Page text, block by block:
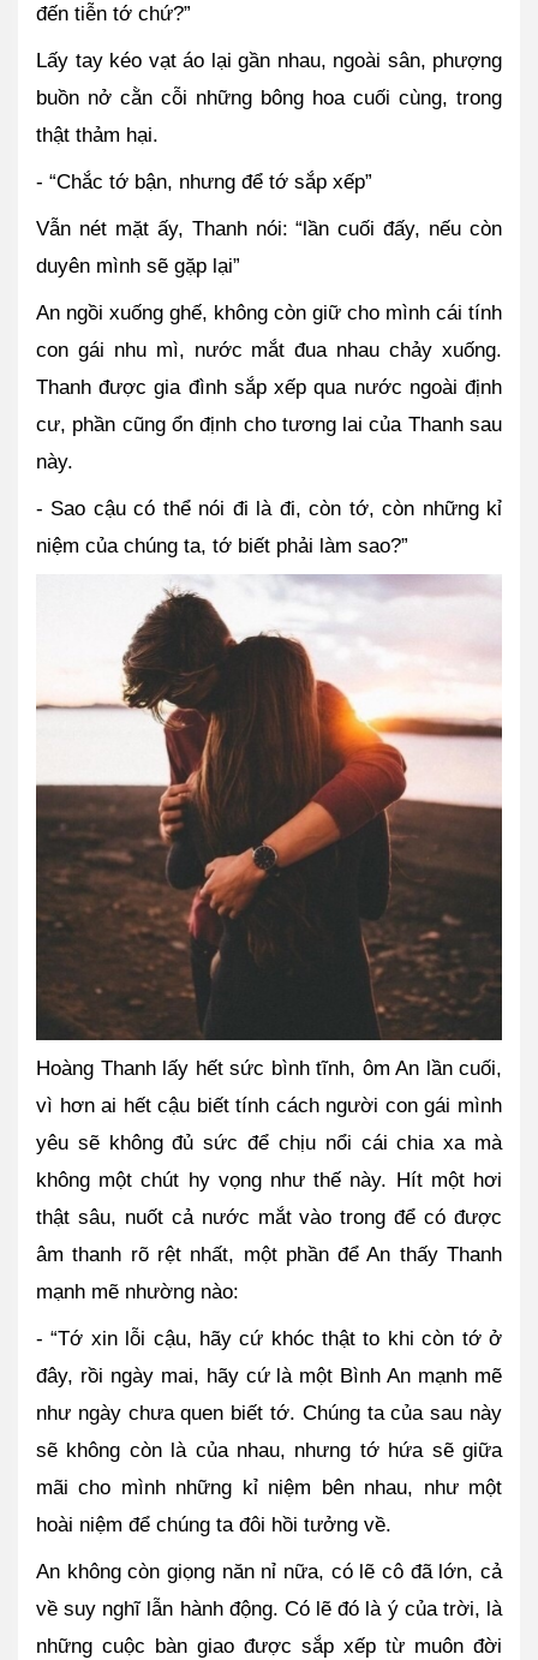
đến tiễn tớ chứ?”
Lấy tay kéo vạt áo lại gần nhau, ngoài sân, phượng
buồn nở cằn cỗi những bông hoa cuối cùng, trong
thật thảm hại.
- “Chắc tớ bận, nhưng để tớ sắp xếp”
Vẫn nét mặt ấy, Thanh nói: “lần cuối đấy, nếu còn
duyên mình sẽ gặp lại”
An ngồi xuống ghế, không còn giữ cho mình cái tính
con gái nhu mì, nước mắt đua nhau chảy xuống.
Thanh được gia đình sắp xếp qua nước ngoài định
cư, phần cũng ổn định cho tương lai của Thanh sau
này.
- Sao cậu có thể nói đi là đi, còn tớ, còn những kỉ
niệm của chúng ta, tớ biết phải làm sao?”
Hoàng Thanh lấy hết sức bình tĩnh, ôm An lần cuối,
vì hơn ai hết cậu biết tính cách người con gái mình
yêu sẽ không đủ sức để chịu nổi cái chia xa mà
không một chút hy vọng như thế này. Hít một hơi
thật sâu, nuốt cả nước mắt vào trong để có được
âm thanh rõ rệt nhất, một phần để An thấy Thanh
mạnh mẽ nhường nào:
- “Tớ xin lỗi cậu, hãy cứ khóc thật to khi còn tớ ở
đây, rồi ngày mai, hãy cứ là một Bình An mạnh mẽ
như ngày chưa quen biết tớ. Chúng ta của sau này
sẽ không còn là của nhau, nhưng tớ hứa sẽ giữa
mãi cho mình những kỉ niệm bên nhau, như một
hoài niệm để chúng ta đôi hồi tưởng về.
An không còn giọng năn nỉ nữa, có lẽ cô đã lớn, cả
về suy nghĩ lẫn hành động. Có lẽ đó là ý của trời, là
những cuộc bàn giao được sắp xếp từ muôn đời